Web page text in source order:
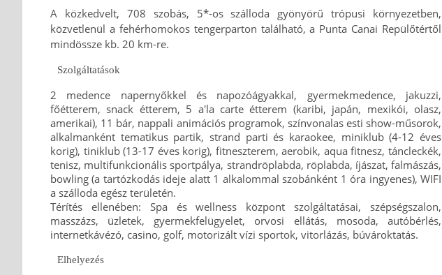
A közkedvelt, 708 szobás, 5*-os szálloda gyönyörű trópusi környezetben,
közvetlenül a fehérhomokos tengerparton található, a Punta Canai Repülőtértől
mindössze kb. 20 km-re.
Szolgáltatások
2 medence napernyőkkel és napozóágyakkal, gyermekmedence, jakuzzi,
főétterem, snack étterem, 5 a'la carte étterem (karibi, japán, mexikói, olasz,
amerikai), 11 bár, nappali animációs programok, színvonalas esti show-műsorok,
alkalmanként tematikus partik, strand parti és karaokee, miniklub (4-12 éves
korig), tiniklub (13-17 éves korig), fitneszterem, aerobik, aqua fitnesz, táncleckék,
tenisz, multifunkcionális sportpálya, strandröplabda, röplabda, íjászat, falmászás,
bowling (a tartózkodás ideje alatt 1 alkalommal szobánként 1 óra ingyenes), WIFI
a szálloda egész területén.
Térítés ellenében: Spa és wellness központ szolgáltatásai, szépségszalon,
masszázs, üzletek, gyermekfelügyelet, orvosi ellátás, mosoda, autóbérlés,
internetkávézó, casino, golf, motorizált vízi sportok, vitorlázás, búvároktatás.
Elhelyezés